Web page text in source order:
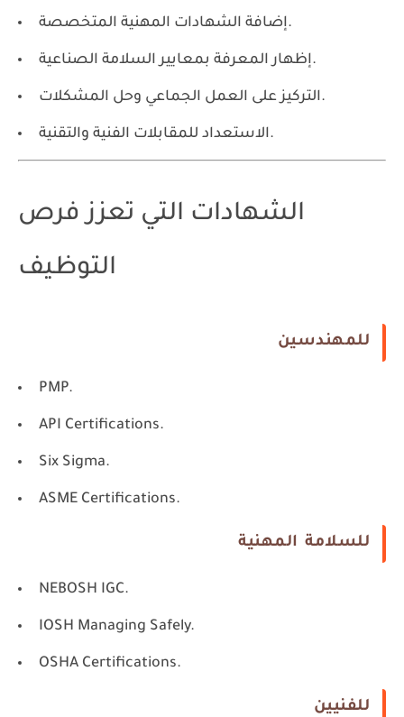
إضافة الشهادات المهنية المتخصصة.
إظهار المعرفة بمعايير السلامة الصناعية.
التركيز على العمل الجماعي وحل المشكلات.
الاستعداد للمقابلات الفنية والتقنية.
الشهادات التي تعزز فرص
التوظيف
للمهندسين
PMP.
API Certifications.
Six Sigma.
ASME Certifications.
للسلامة المهنية
NEBOSH IGC.
IOSH Managing Safely.
OSHA Certifications.
للفنيين